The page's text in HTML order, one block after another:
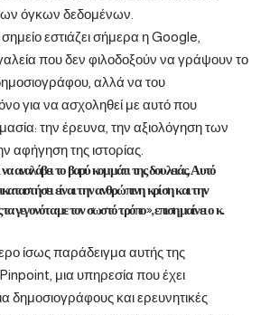
όγκων δεδομένων.
εστιάζει σήμερα η Google,
που δεν φιλοδοξούν να γράψουν το
αλλά να του
για να ασχοληθεί με αυτό που
την έρευνα, την αξιολόγηση των
αφήγηση της ιστορίας.
αναλάβει το βαρύ κομμάτι της δουλειάς. Αυτό
είναι την ανθρώπινη κρίση και την
τα γεγονότα με τον σωστό τρόπο», επισημαίνει ο κ.
ίσως παράδειγμα αυτής της
Pinpoint, μια υπηρεσία που έχει
δημοσιογράφους και ερευνητικές